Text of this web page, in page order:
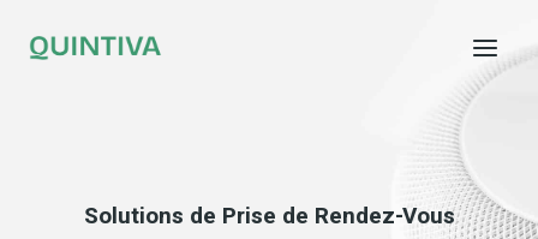
Solutions de Prise de Rendez-Vous